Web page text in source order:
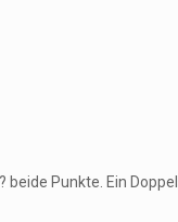
Punkte. Ein